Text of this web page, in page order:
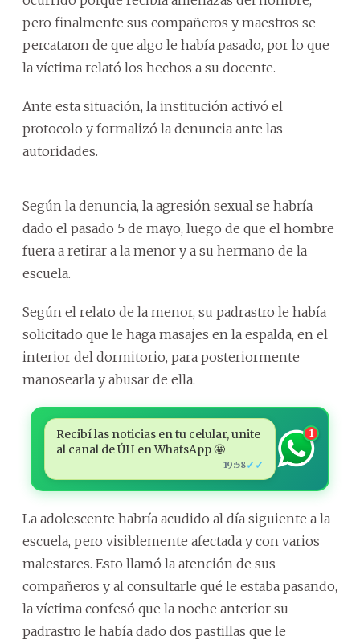
pero finalmente sus compañeros y maestros se
percataron de que algo le había pasado, por lo que
la víctima relató los hechos a su docente.
Ante esta situación, la institución activó el
protocolo y formalizó la denuncia ante las
autoridades.
Según la denuncia, la agresión sexual se habría
dado el pasado 5 de mayo, luego de que el hombre
fuera a retirar a la menor y a su hermano de la
escuela.
Según el relato de la menor, su padrastro le había
solicitado que le haga masajes en la espalda, en el
interior del dormitorio, para posteriormente
manosearla y abusar de ella.
Recibí las noticias en tu celular, unite
al canal de ÚH en WhatsApp 🤩
19:58✓✓
1
La adolescente habría acudido al día siguiente a la
escuela, pero visiblemente afectada y con varios
malestares. Esto llamó la atención de sus
compañeros y al consultarle qué le estaba pasando,
la víctima confesó que la noche anterior su
padrastro le había dado dos pastillas que le